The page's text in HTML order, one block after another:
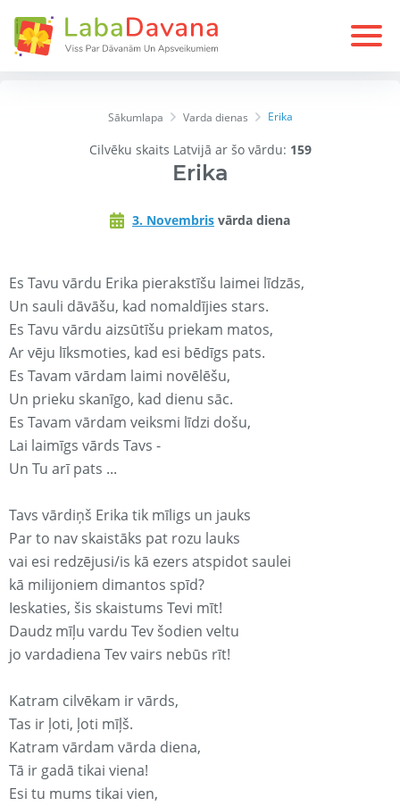
Sākumlapa Varda dienas Erika
Cilvēku skaits Latvijā ar šo vārdu: 159
Erika
3. Novembris vārda diena
Es Tavu vārdu Erika pierakstīšu laimei līdzās,
Un sauli dāvāšu, kad nomaldījies stars.
Es Tavu vārdu aizsūtīšu priekam matos,
Ar vēju līksmoties, kad esi bēdīgs pats.
Es Tavam vārdam laimi novēlēšu,
Un prieku skanīgo, kad dienu sāc.
Es Tavam vārdam veiksmi līdzi došu,
Lai laimīgs vārds Tavs -
Un Tu arī pats ...
Tavs vārdiņš Erika tik mīligs un jauks
Par to nav skaistāks pat rozu lauks
vai esi redzējusi/is kā ezers atspidot saulei
kā milijoniem dimantos spīd?
Ieskaties, šis skaistums Tevi mīt!
Daudz mīļu vardu Tev šodien veltu
jo vardadiena Tev vairs nebūs rīt!
Katram cilvēkam ir vārds,
Tas ir ļoti, ļoti mīļš.
Katram vārdam vārda diena,
Tā ir gadā tikai viena!
Esi tu mums tikai vien,